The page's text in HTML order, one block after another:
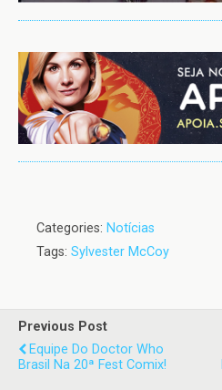
Categories: Notícias
Tags: Sylvester McCoy
Previous Post
Equipe Do Doctor Who
Brasil Na 20ª Fest Comix!